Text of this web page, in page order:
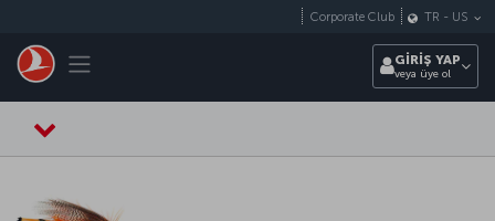
Toggle navigation
Corporate Club TR - US
GİRİŞ YAP
veya üye ol